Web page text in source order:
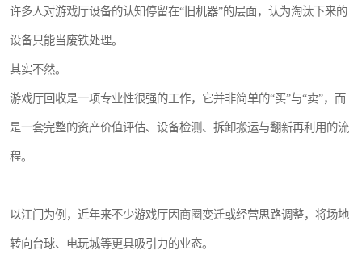
许多人对游戏厅设备的认知停留在“旧机器”的层面，认为淘汰下来的
设备只能当废铁处理。
其实不然。
游戏厅回收是一项专业性很强的工作，它并非简单的“买”与“卖”，而
是一套完整的资产价值评估、设备检测、拆卸搬运与翻新再利用的流
程。
以江门为例，近年来不少游戏厅因商圈变迁或经营思路调整，将场地
转向台球、电玩城等更具吸引力的业态。